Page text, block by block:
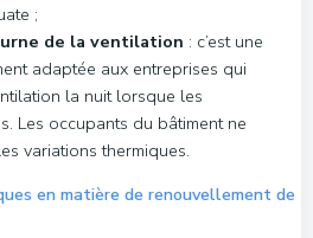
;
de la ventilation : c’est une
adaptée aux entreprises qui
la nuit lorsque les
Les occupants du bâtiment ne
variations thermiques.
en matière de renouvellement de